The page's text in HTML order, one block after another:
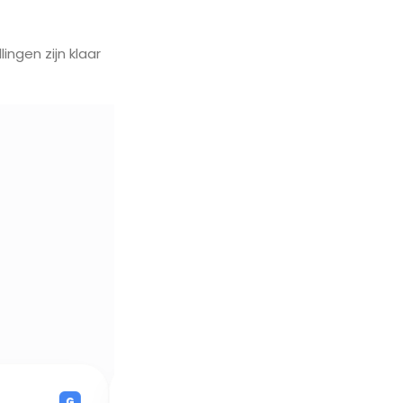
zijn klaar